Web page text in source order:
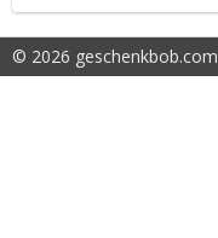
© 2026 geschenkbob.com